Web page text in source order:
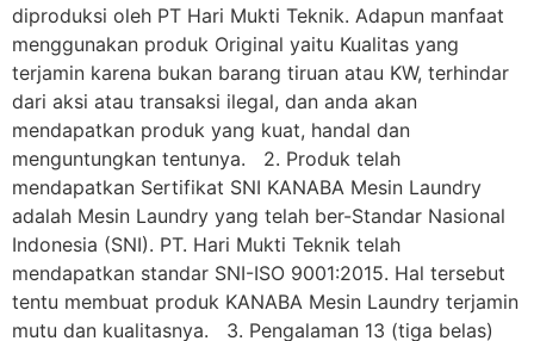
diproduksi oleh PT Hari Mukti Teknik. Adapun manfaat
menggunakan produk Original yaitu Kualitas yang
terjamin karena bukan barang tiruan atau KW, terhindar
dari aksi atau transaksi ilegal, dan anda akan
mendapatkan produk yang kuat, handal dan
menguntungkan tentunya. 2. Produk telah
mendapatkan Sertifikat SNI KANABA Mesin Laundry
adalah Mesin Laundry yang telah ber-Standar Nasional
Indonesia (SNI). PT. Hari Mukti Teknik telah
mendapatkan standar SNI-ISO 9001:2015. Hal tersebut
tentu membuat produk KANABA Mesin Laundry terjamin
mutu dan kualitasnya. 3. Pengalaman 13 (tiga belas)